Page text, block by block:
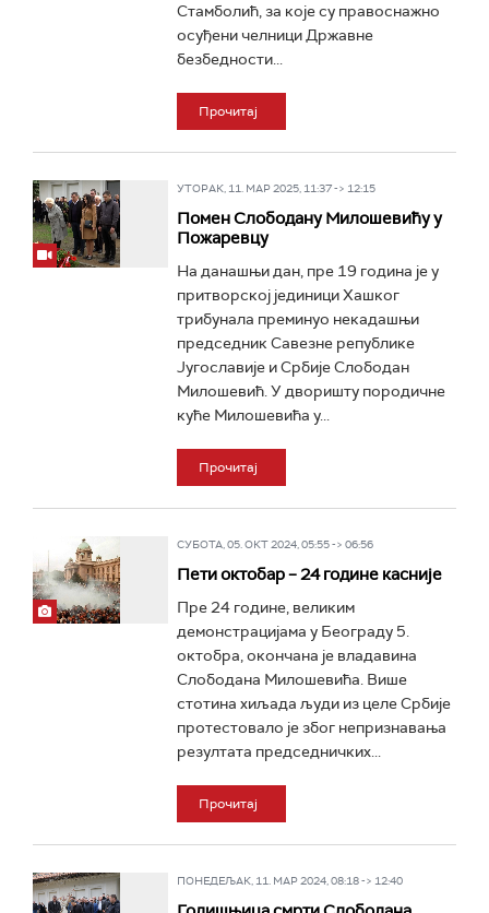
Стамболић, за које су правоснажно
осуђени челници Државне
безбедности...
Прочитај
УТОРАК, 11. МАР 2025, 11:37 -> 12:15
Помен Слободану Милошевићу у
Пожаревцу
На данашњи дан, пре 19 година је у
притворској јединици Хашког
трибунала преминуо некадашњи
председник Савезне републике
Југославије и Србије Слободан
Милошевић. У дворишту породичне
куће Милошевића у...
Прочитај
СУБОТА, 05. ОКТ 2024, 05:55 -> 06:56
Пети октобар – 24 године касније
Пре 24 годинe, великим
демонстрацијама у Београду 5.
октобра, окончана је владавина
Слободана Милошевића. Више
стотина хиљада људи из целе Србије
протестовало је због непризнавања
резултата председничких...
Прочитај
ПОНЕДЕЉАК, 11. МАР 2024, 08:18 -> 12:40